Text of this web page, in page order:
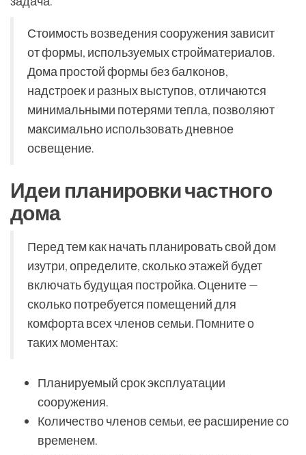
Стоимость возведения сооружения зависит
от формы, используемых стройматериалов.
Дома простой формы без балконов,
надстроек и разных выступов, отличаются
минимальными потерями тепла, позволяют
максимально использовать дневное
освещение.
Идеи планировки частного
дома
Перед тем как начать планировать свой дом
изутри, определите, сколько этажей будет
включать будущая постройка. Оцените —
сколько потребуется помещений для
комфорта всех членов семьи. Помните о
таких моментах:
Планируемый срок эксплуатации
сооружения.
Количество членов семьи, ее расширение со
временем.